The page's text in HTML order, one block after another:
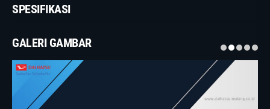
SPESIFIKASI
GALERI GAMBAR